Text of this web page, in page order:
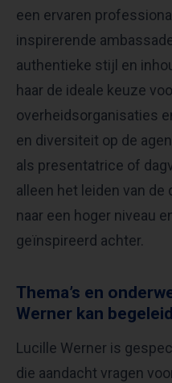
een ervaren
inspirerende
authentieke stijl en
haar de ideale keuze
overheidsorganisaties
en diversiteit op de
als presentatrice of
alleen het leiden van
naar een hoger niveau
geïnspireerd achter.
Thema’s en
Werner kan
Lucille Werner is
die aandacht vragen